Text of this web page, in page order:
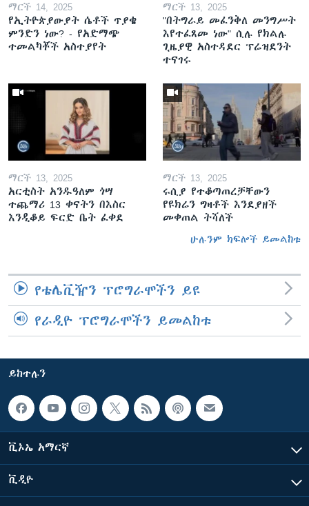
ማርች 14, 2025
የኢትዮጵያውያት ሴቶች ጥያቄ
ምንድን ነው? - የአድማጭ
ተመልካቾች አስተያየት
ማርች 13, 2025
"በትግራይ መፈንቅለ መንግሥት
እየተፈጸመ ነው" ሲሉ የክልሉ
ጊዜያዊ አስተዳደር ፕሬዝደንት
ተናገሩ
ማርች 13, 2025
አርቲስት አንዱዓለም ጎሣ
ተጨማሪ 13 ቀናትን በእስር
እንዲቆይ ፍርድ ቤት ፈቀደ
ማርች 13, 2025
ሩሲያ የተቆጣጠረቻቸውን
የዩክሬን ግዛቶች እንደያዘች
መቀጠል ትሻለች
ሁሉንም ክፍሎች ይመልከቱ
የቴሌቪዥን ፕሮግራሞችን ይዩ
የራዲዮ ፕሮግራሞችን ይመልከቱ
ይከተሉን
ቪኦኤ አማርኛ
ቪዲዮ